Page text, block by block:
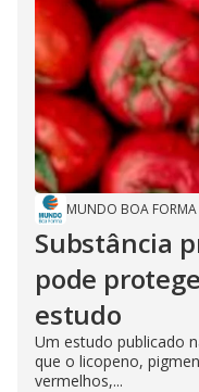
MUNDO BOA FORMA
Substância
pode
estudo
Um estudo publicado
que o licopeno,
vermelhos,...